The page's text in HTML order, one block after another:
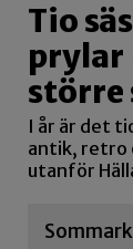
Tio
prylar
större
I år är det
antik, retro
utanför